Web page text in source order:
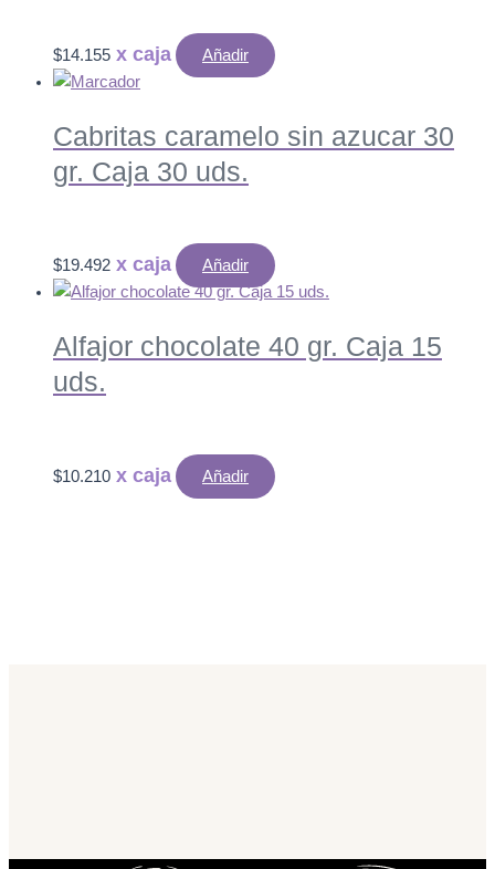
$14.155 Añadir
Cabritas caramelo sin azucar 30
gr. Caja 30 uds.
$19.492 Añadir
Alfajor chocolate 40 gr. Caja 15
uds.
$10.210 Añadir